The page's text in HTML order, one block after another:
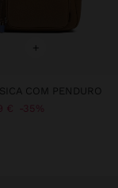
+
COM PENDURO
€ 35%